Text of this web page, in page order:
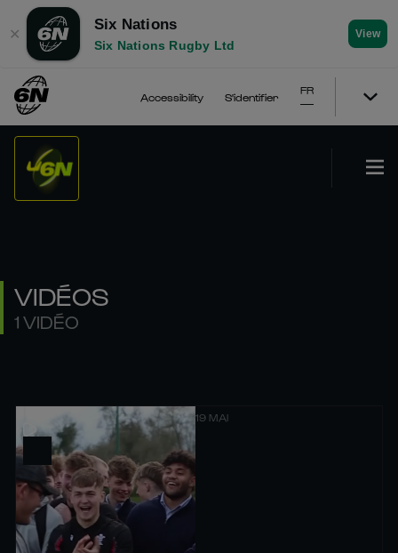
✕
Six Nations
Six Nations Rugby Ltd
View
Accessibility S'identifier
FR
VIDÉOS
1 VIDÉO
19 MAI